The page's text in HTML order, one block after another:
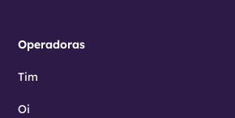
Operadoras
Tim
Oi